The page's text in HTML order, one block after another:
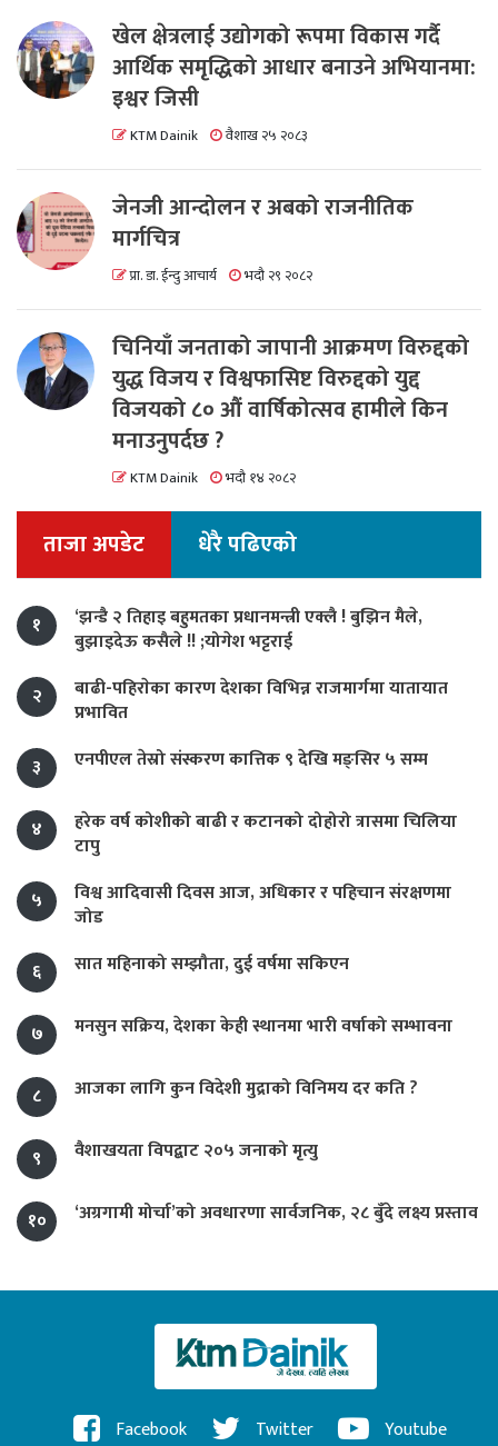
खेल क्षेत्रलाई उद्योगको रूपमा विकास गर्दै
आर्थिक समृद्धिको आधार बनाउने अभियानमा:
इश्वर जिसी
KTM Dainik वैशाख २५ २०८३
जेनजी आन्दोलन र अबको राजनीतिक
मार्गचित्र
प्रा. डा. ईन्दु आचार्य भदौ २९ २०८२
चिनियाँ जनताको जापानी आक्रमण विरुद्दको
युद्ध विजय र विश्वफासिष्ट विरुद्दको युद्द
विजयको ८० औं वार्षिकोत्सव हामीले किन
मनाउनुपर्दछ ?
KTM Dainik भदौ १४ २०८२
ताजा अपडेट धेरै पढिएको
१
‘झन्डै २ तिहाइ बहुमतका प्रधानमन्त्री एक्लै ! बुझिन मैले,
बुझाइदेऊ कसैले !! ;योगेश भट्टराई
२
बाढी-पहिराेका कारण देशका विभिन्न राजमार्गमा यातायात
प्रभावित
३
एनपीएल तेस्रो संस्करण कात्तिक ९ देखि मङ्सिर ५ सम्म
४
हरेक वर्ष कोशीको बाढी र कटानको दोहोरो त्रासमा चिलिया
टापु
५
विश्व आदिवासी दिवस आज, अधिकार र पहिचान संरक्षणमा
जोड
६
सात महिनाको सम्झौता, दुई वर्षमा सकिएन
७ मनसुन सक्रिय, देशका केही स्थानमा भारी वर्षाको सम्भावना
८ आजका लागि कुन विदेशी मुद्राको विनिमय दर कति ?
९ वैशाखयता विपद्बाट २०५ जनाको मृत्यु
१० ‘अग्रगामी मोर्चा’को अवधारणा सार्वजनिक, २८ बुँदे लक्ष्य प्रस्ताव
Facebook Twitter Youtube